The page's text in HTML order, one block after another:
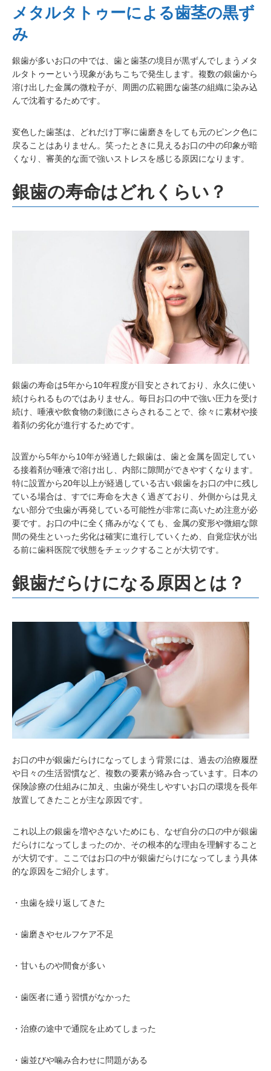
メタルタトゥーによる歯茎の黒ず
み
銀歯が多いお口の中では、歯と歯茎の境目が黒ずんでしまうメタ
ルタトゥーという現象があちこちで発生します。複数の銀歯から
溶け出した金属の微粒子が、周囲の広範囲な歯茎の組織に染み込
んで沈着するためです。
変色した歯茎は、どれだけ丁寧に歯磨きをしても元のピンク色に
戻ることはありません。笑ったときに見えるお口の中の印象が暗
くなり、審美的な面で強いストレスを感じる原因になります。
銀歯の寿命はどれくらい？
銀歯の寿命は5年から10年程度が目安とされており、永久に使い
続けられるものではありません。毎日お口の中で強い圧力を受け
続け、唾液や飲食物の刺激にさらされることで、徐々に素材や接
着剤の劣化が進行するためです。
設置から5年から10年が経過した銀歯は、歯と金属を固定してい
る接着剤が唾液で溶け出し、内部に隙間ができやすくなります。
特に設置から20年以上が経過している古い銀歯をお口の中に残し
ている場合は、すでに寿命を大きく過ぎており、外側からは見え
ない部分で虫歯が再発している可能性が非常に高いため注意が必
要です。お口の中に全く痛みがなくても、金属の変形や微細な隙
間の発生といった劣化は確実に進行していくため、自覚症状が出
る前に歯科医院で状態をチェックすることが大切です。
銀歯だらけになる原因とは？
お口の中が銀歯だらけになってしまう背景には、過去の治療履歴
や日々の生活習慣など、複数の要素が絡み合っています。日本の
保険診療の仕組みに加え、虫歯が発生しやすいお口の環境を長年
放置してきたことが主な原因です。
これ以上の銀歯を増やさないためにも、なぜ自分の口の中が銀歯
だらけになってしまったのか、その根本的な理由を理解すること
が大切です。ここではお口の中が銀歯だらけになってしまう具体
的な原因をご紹介します。
・虫歯を繰り返してきた
・歯磨きやセルフケア不足
・甘いものや間食が多い
・歯医者に通う習慣がなかった
・治療の途中で通院を止めてしまった
・歯並びや噛み合わせに問題がある